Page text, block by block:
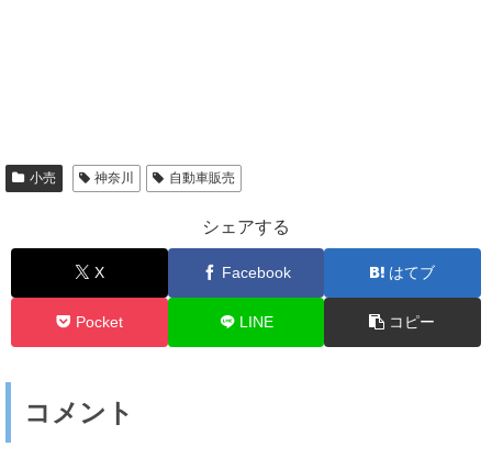
小売 神奈川 自動車販売
シェアする
X Facebook はてブ
Pocket LINE コピー
コメント